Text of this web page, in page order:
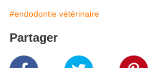
#endodontie vétérinaire
Partager